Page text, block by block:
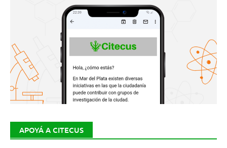
APOYÁ A CITECUS